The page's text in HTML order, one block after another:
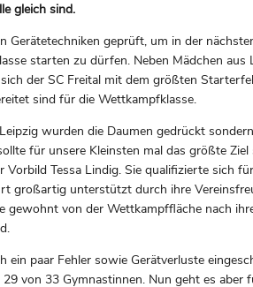
gleich sind.
Gerätetechniken geprüft, um in der
starten zu dürfen. Neben Mädchen aus
der SC Freital mit dem größten
sind für die Wettkampfklasse.
wurden die Daumen gedrückt
für unsere Kleinsten mal das größte
Vorbild Tessa Lindig. Sie qualifizierte sich
großartig unterstützt durch ihre
gewohnt von der Wettkampffläche nach
ein paar Fehler sowie Gerätverluste
von 33 Gymnastinnen. Nun geht es